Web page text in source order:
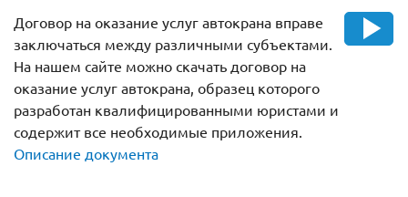
Договор на оказание услуг автокрана вправе
заключаться между различными субъектами.
На нашем сайте можно скачать договор на
оказание услуг автокрана, образец которого
разработан квалифицированными юристами и
содержит все необходимые приложения.
Описание документа